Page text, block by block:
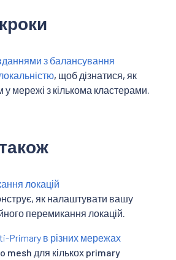
з балансування
, щоб дізнатися, як
у мережі з кількома кластерами.
локацій
як налаштувати вашу
перемикання локацій.
Primary в різних мережах
mesh для кількох primary